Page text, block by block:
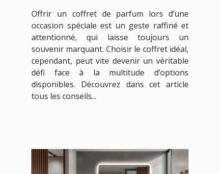
spéciales ?
Offrir un coffret de parfum lors d’une
occasion spéciale est un geste raffiné et
attentionné, qui laisse toujours un
souvenir marquant. Choisir le coffret idéal,
cependant, peut vite devenir un véritable
défi face à la multitude d’options
disponibles. Découvrez dans cet article
tous les conseils...